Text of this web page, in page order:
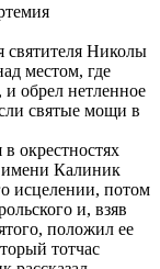
святителя Николы
местом, где
обрел нетленное
святые мощи в
окрестностях
имени Калиник
исцелении, потом
и, взяв
положил ее
тотчас